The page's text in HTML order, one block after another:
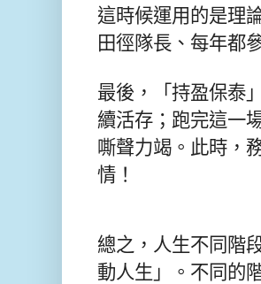
這時候運用的是理
田徑隊長、每年都
最後，「持盈保泰
續活存；跑完這一
嘶聲力竭。此時，
情！
總之，人生不同階
動人生」。不同的